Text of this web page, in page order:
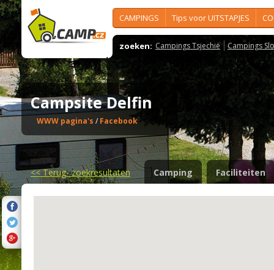
CAMPINGS Tips voor UITSTAPJES
zoeken: Campings Tsjechië Campings
Campsite Delfin
WWW pagina's / Facebook
<<Terug- zoekresultaten Camping Faciliteiten